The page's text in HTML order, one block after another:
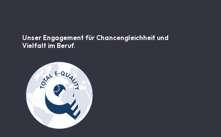
Unser Engagement für Chancen­gleichheit und
Vielfalt im Beruf.